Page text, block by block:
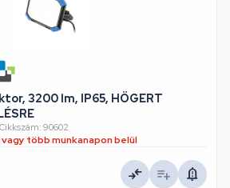
3200 lm, IP65, HÖGERT
Cikkszám: 90602
több munkanapon belül